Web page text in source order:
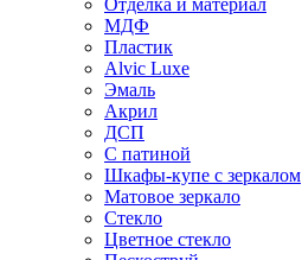
Отделка и материал
МДФ
Пластик
Alvic Luxe
Эмаль
Акрил
ДСП
С патиной
Шкафы-купе с зеркалом
Матовое зеркало
Стекло
Цветное стекло